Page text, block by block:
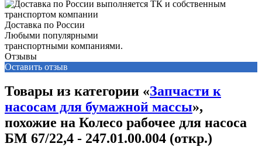
Доставка по России
Любыми популярными
транспортными компаниями.
Отзывы
Оставить отзыв
Товары из категории «Запчасти к
насосам для бумажной массы»,
похожие на Колесо рабочее для насоса
БМ 67/22,4 - 247.01.00.004 (откр.)